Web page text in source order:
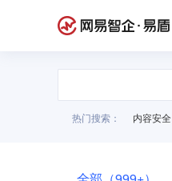
热门搜索： 内容安全